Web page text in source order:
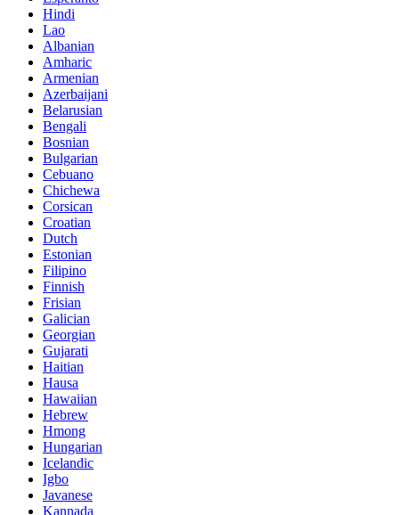
Hindi
Lao
Albanian
Amharic
Armenian
Azerbaijani
Belarusian
Bengali
Bosnian
Bulgarian
Cebuano
Chichewa
Corsican
Croatian
Dutch
Estonian
Filipino
Finnish
Frisian
Galician
Georgian
Gujarati
Haitian
Hausa
Hawaiian
Hebrew
Hmong
Hungarian
Icelandic
Igbo
Javanese
Kannada